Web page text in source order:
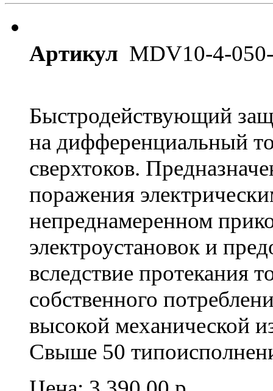
Артикул MDV10-4-
Быстродействующий
на дифференциальный
сверхтоков.
поражения
непреднамеренном
электроустановок и
вследствие протекания
собственного
высокой механической
Свыше 50